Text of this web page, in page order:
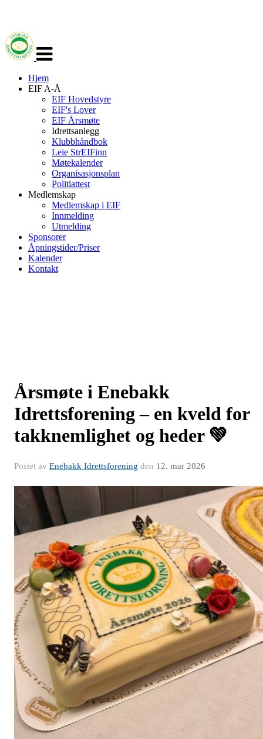
navigasjon
Hjem
EIF A-Å
EIF Hovedstyre
EIF's Lover
EIF Årsmøte
Idrettsanlegg
Klubbhåndbok
Leie StrEIFinn
Møtekalender
Organisasjonsplan
Politiattest
Medlemskap
Medlemskap i EIF
Innmelding
Utmelding
Sponsorer
Åpningstider/Priser
Kalender
Kontakt
Årsmøte i Enebakk
Idrettsforening – en kveld for
takknemlighet og heder 💚
Postet av Enebakk Idrettsforening den 12. mar 2026